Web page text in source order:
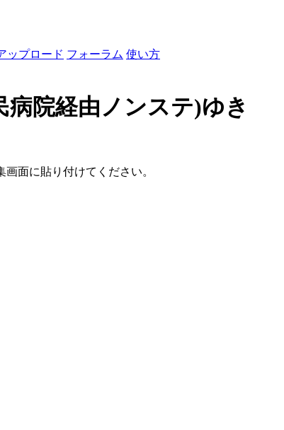
ップロード フォーラム 使い方
院経由ノンステ)ゆき
面に貼り付けてください。